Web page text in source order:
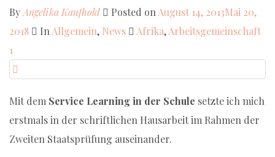
ByAngelika Kaufhold Posted on August 14, 2013Mai 20,
2018
In Allgemein, News Afrika,Arbeitsgemeinschaft
1
Mit dem Service Learning in der Schule setzte ich mich
erstmals in der schriftlichen Hausarbeit im Rahmen der
Zweiten Staatsprüfung auseinander.